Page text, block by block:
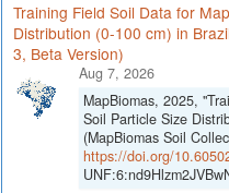
Training Field Soil Data for
Distribution (0-100 cm) in
3, Beta Version)
Aug 7, 2026
MapBiomas, 2025,
Soil Particle Size
(MapBiomas Soil
https://doi.org/